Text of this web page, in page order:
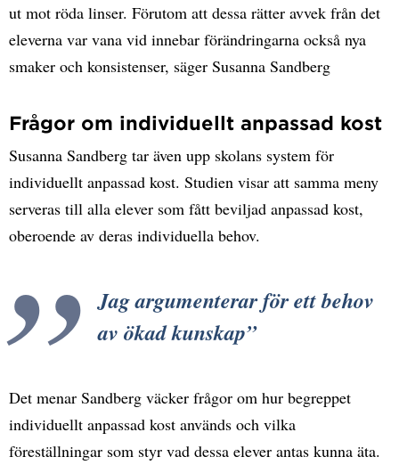
ut mot röda linser. Förutom att dessa rätter avvek från det
eleverna var vana vid innebar förändringarna också nya
smaker och konsistenser, säger Susanna Sandberg
Frågor om individuellt anpassad kost
Susanna Sandberg tar även upp skolans system för
individuellt anpassad kost. Studien visar att samma meny
serveras till alla elever som fått beviljad anpassad kost,
oberoende av deras individuella behov.
Jag argumenterar för ett behov
av ökad kunskap
Det menar Sandberg väcker frågor om hur begreppet
individuellt anpassad kost används och vilka
föreställningar som styr vad dessa elever antas kunna äta.